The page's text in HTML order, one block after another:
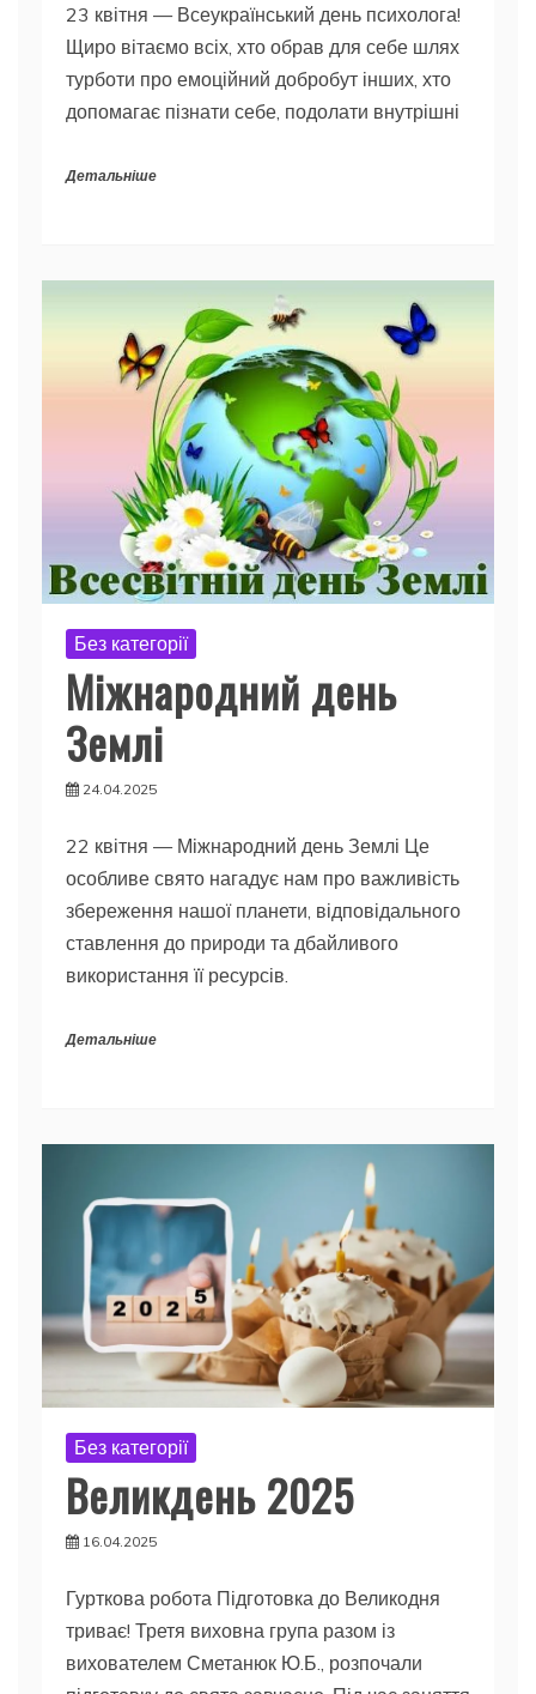
23 квітня — Всеукраїнський день психолога!
Щиро вітаємо всіх, хто обрав для себе шлях
турботи про емоційний добробут інших, хто
допомагає пізнати себе, подолати внутрішні
Детальніше
Без категорії
Міжнародний день
Землі
24.04.2025
22 квітня — Міжнародний день Землі Це
особливе свято нагадує нам про важливість
збереження нашої планети, відповідального
ставлення до природи та дбайливого
використання її ресурсів.
Детальніше
Без категорії
Великдень 2025
16.04.2025
Гурткова робота Підготовка до Великодня
триває! Третя виховна група разом із
вихователем Сметанюк Ю.Б., розпочали